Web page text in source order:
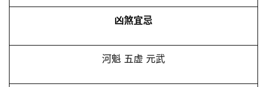
凶煞宜忌
河魁 五虚 元武